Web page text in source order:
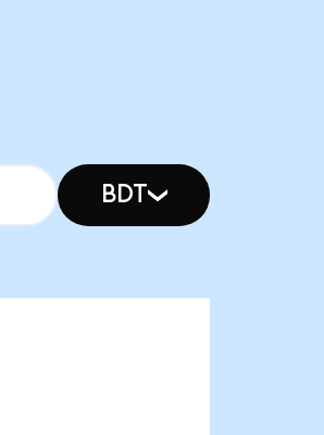
BDT